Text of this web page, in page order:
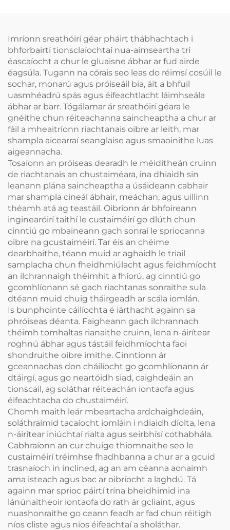
Imríonn sreathóirí géar pháirt thábhachtach i
bhforbairtí tionsclaíochtaí nua-aimseartha trí
éascaíocht a chur le gluaisne ábhar ar fud airde
éagsúla. Tugann na córais seo leas do réimsí cosúil le
sochar, monarú agus próiseáil bia, áit a bhfuil
uasmhéadrú spás agus éifeachtlacht láimhseála
ábhar ar barr. Tógálamar ár sreathóirí géara le
gnéithe chun réiteachanna saincheaptha a chur ar
fáil a mheaitríonn riachtanais oibre ar leith, mar
shampla aicearraí seanglaise agus smaoinithe luas
aigeannacha.
Tosaíonn an próiseas dearadh le méiditheán cruinn
de riachtanais an chustaiméara, ina dhiaidh sin
leanann plána saincheaptha a úsáideann cabhair
mar shampla cineál ábhair, meáchan, agus uillinn
théamh atá ag teastáil. Oibríonn ár bhfoireann
inginearóirí taithí le custaiméirí go dlúth chun
cinntiú go mbaineann gach sonraí le spriocanna
oibre na gcustaiméirí. Tar éis an chéime
dearbhaithe, téann muid ar aghaidh le triail
samplacha chun fheidhmiúlacht agus feidhmíocht
an ilchrannaigh théimhit a fhíorú, ag cinntiú go
gcomhlíonann sé gach riachtanas sonraithe sula
dtéann muid chuig tháirgeadh ar scála iomlán.
Is bunphointe cáilíochta é iárthacht againn sa
phróiseas déanta. Faigheann gach ilchrannach
théimh tomhaltas rianaithe cruinn, lena n-áirítear
roghnú ábhar agus tástáil feidhmíochta faoi
shondruithe oibre imithe. Cinntíonn ár
gceannachas don cháilíocht go gcomhlíonann ár
dtáirgí, agus go neartóidh siad, caighdeáin an
tionscail, ag soláthar réiteachán iontaofa agus
éifeachtacha do chustaiméirí.
Chomh maith leár mbeartacha ardchaighdeáin,
soláthraímid tacaíocht iomláin i ndiaidh díolta, lena
n-áirítear iniúchtaí rialta agus seirbhísí cothabhála.
Cabhraíonn an cur chuige thiomnaithe seo le
custaiméirí tréimhse fhadhbanna a chur ar a gcuid
trasnaíoch in inclined, ag an am céanna aonaimh
ama isteach agus bac ar oibríocht a laghdú. Tá
againn mar sprioc páirtí trína bheidhimid ina
lánúnaitheoir iontaofa do rath ár gcliaint, agus
nuashonraithe go ceann feadh ar fad chun réitigh
níos cliste agus níos éifeachtaí a sholáthar.